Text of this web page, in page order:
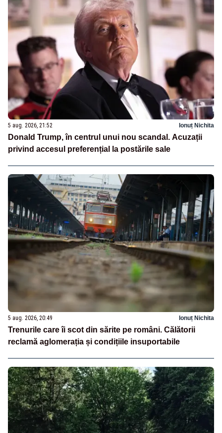
5 aug. 2026, 21:52 Ionuț Nichita
Donald Trump, în centrul unui nou scandal. Acuzații
privind accesul preferențial la postările sale
5 aug. 2026, 20:49 Ionuț Nichita
Trenurile care îi scot din sărite pe români. Călătorii
reclamă aglomerația și condițiile insuportabile